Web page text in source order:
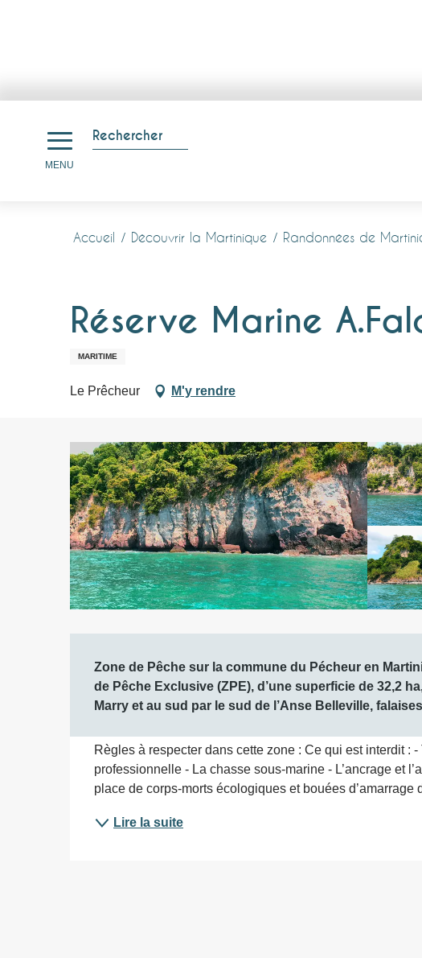
principal
Rechercher
MENU
Accueil Découvrir la Martinique Randonnées de
Réserve Marine
MARITIME
Le Prêcheur M'y rendre
Description
Zone de Pêche sur la commune du Pécheur en
de Pêche Exclusive (ZPE), d’une superficie de 32,2
Marry et au sud par le sud de l’Anse Belleville,
Règles à respecter dans cette zone : Ce qui est interdit :
professionnelle - La chasse sous-marine - L’ancrage et
place de corps-morts écologiques et bouées d’amarrage
Lire la suite